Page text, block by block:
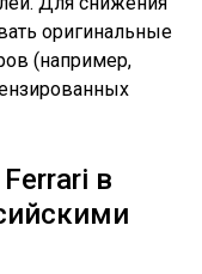
оригинальные
(например,
в